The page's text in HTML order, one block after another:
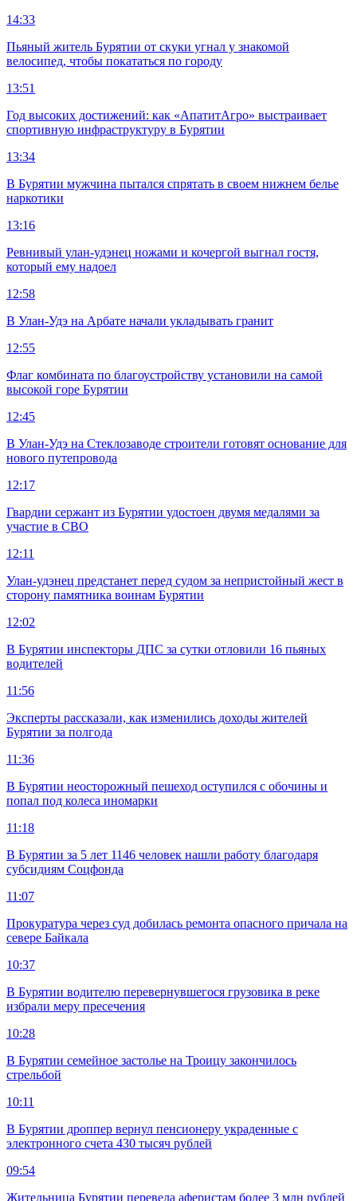
14:33
Пьяный житель Бурятии от скуки угнал у знакомой
велосипед, чтобы покататься по городу
13:51
Год высоких достижений: как «АпатитАгро» выстраивает
спортивную инфраструктуру в Бурятии
13:34
В Бурятии мужчина пытался спрятать в своем нижнем белье
наркотики
13:16
Ревнивый улан-удэнец ножами и кочергой выгнал гостя,
который ему надоел
12:58
В Улан-Удэ на Арбате начали укладывать гранит
12:55
Флаг комбината по благоустройству установили на самой
высокой горе Бурятии
12:45
В Улан-Удэ на Стеклозаводе строители готовят основание для
нового путепровода
12:17
Гвардии сержант из Бурятии удостоен двумя медалями за
участие в СВО
12:11
Улан-удэнец предстанет перед судом за непристойный жест в
сторону памятника воинам Бурятии
12:02
В Бурятии инспекторы ДПС за сутки отловили 16 пьяных
водителей
11:56
Эксперты рассказали, как изменились доходы жителей
Бурятии за полгода
11:36
В Бурятии неосторожный пешеход оступился с обочины и
попал под колеса иномарки
11:18
В Бурятии за 5 лет 1146 человек нашли работу благодаря
субсидиям Соцфонда
11:07
Прокуратура через суд добилась ремонта опасного причала на
севере Байкала
10:37
В Бурятии водителю перевернувшегося грузовика в реке
избрали меру пресечения
10:28
В Бурятии семейное застолье на Троицу закончилось
стрельбой
10:11
В Бурятии дроппер вернул пенсионеру украденные с
электронного счета 430 тысяч рублей
09:54
Жительница Бурятии перевела аферистам более 3 млн рублей